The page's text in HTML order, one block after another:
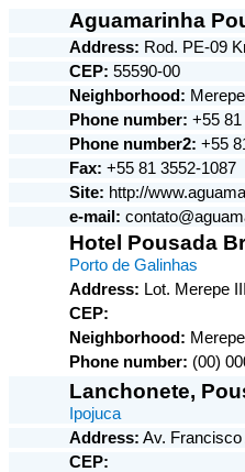
Aguamarinha
Address: Rod. PE-09
CEP: 55590-00
Neighborhood: Merepe
Phone number: +55
Phone number2: +55
Fax: +55 81 3552-1087
Site: http://
e-mail:
Hotel Pousada
Porto de Galinhas
Address: Lot. Merepe III
CEP:
Neighborhood: Merepe
Phone number: (00)
Lanchonete,
Ipojuca
Address: Av.
CEP: